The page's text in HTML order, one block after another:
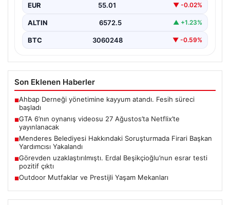
EUR 55.01 ▼ -0.02%
ALTIN 6572.5 ▲ +1.23%
BTC 3060248 ▼ -0.59%
Son Eklenen Haberler
■Ahbap Derneği yönetimine kayyum atandı. Fesih süreci
başladı
■GTA 6’nın oynanış videosu 27 Ağustos’ta Netflix’te
yayınlanacak
■Menderes Belediyesi Hakkındaki Soruşturmada Firari Başkan
Yardımcısı Yakalandı
■Görevden uzaklaştırılmıştı. Erdal Beşikçioğlu’nun esrar testi
pozitif çıktı
■Outdoor Mutfaklar ve Prestijli Yaşam Mekanları